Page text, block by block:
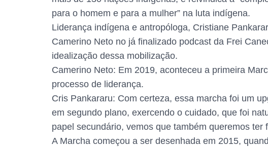
para o homem e para a mulher” na luta indígena.
Liderança indígena e antropóloga, Cristiane
Camerino Neto no já finalizado podcast da Frei
idealização dessa mobilização.
Camerino Neto: Em 2019, aconteceu a primeira
processo de liderança.
Cris Pankararu: Com certeza, essa marcha foi um
em segundo plano, exercendo o cuidado, que foi
papel secundário, vemos que também queremos
A Marcha começou a ser desenhada em 2015,